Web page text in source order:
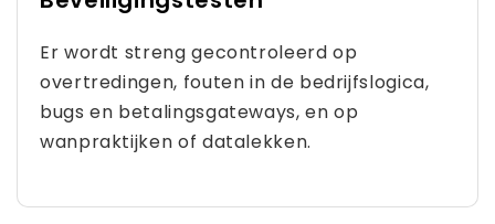
Er wordt streng gecontroleerd op
overtredingen, fouten in de bedrijfslogica,
bugs en betalingsgateways, en op
wanpraktijken of datalekken.